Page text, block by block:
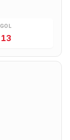
GOL
13